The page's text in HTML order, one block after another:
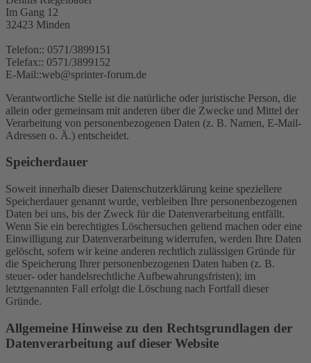
Im Gang 12
32423 Minden
Telefon:: 0571/3899151
Telefax:: 0571/3899152
E-Mail::web@sprinter-forum.de
Verantwortliche Stelle ist die natürliche oder juristische Person, die
allein oder gemeinsam mit anderen über die Zwecke und Mittel der
Verarbeitung von personenbezogenen Daten (z. B. Namen, E-Mail-
Adressen o. Ä.) entscheidet.
Speicherdauer
Soweit innerhalb dieser Datenschutzerklärung keine speziellere
Speicherdauer genannt wurde, verbleiben Ihre personenbezogenen
Daten bei uns, bis der Zweck für die Datenverarbeitung entfällt.
Wenn Sie ein berechtigtes Löschersuchen geltend machen oder eine
Einwilligung zur Datenverarbeitung widerrufen, werden Ihre Daten
gelöscht, sofern wir keine anderen rechtlich zulässigen Gründe für
die Speicherung Ihrer personenbezogenen Daten haben (z. B.
steuer- oder handelsrechtliche Aufbewahrungsfristen); im
letztgenannten Fall erfolgt die Löschung nach Fortfall dieser
Gründe.
Allgemeine Hinweise zu den Rechtsgrundlagen der
Datenverarbeitung auf dieser Website